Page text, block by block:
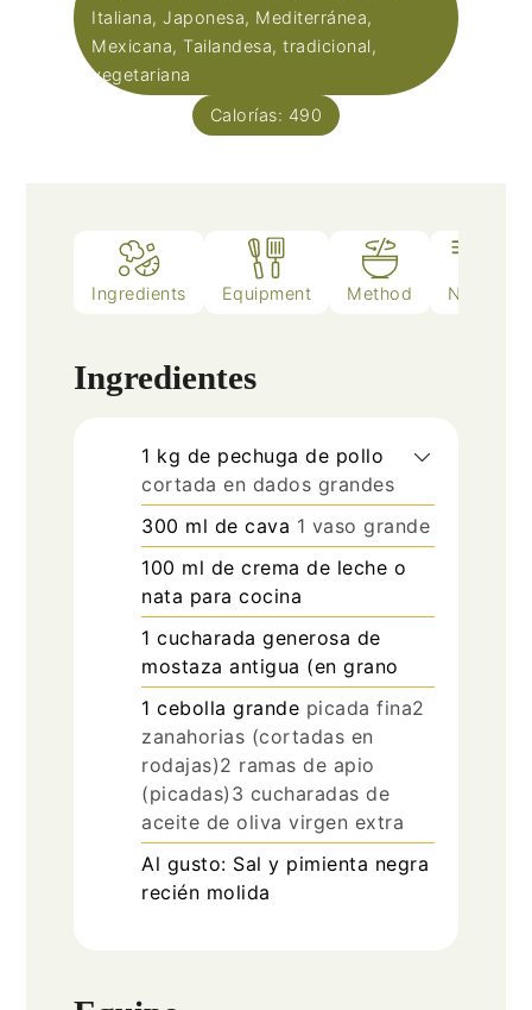
Italiana, Japonesa, Mediterránea,
Mexicana, Tailandesa, tradicional,
vegetariana
Calorías: 490
Ingredients Equipment Method Notes
Ingredientes
1 kg de pechuga de pollo
cortada en dados grandes
300 ml de cava 1 vaso grande
100 ml de crema de leche o
nata para cocina
1 cucharada generosa de
mostaza antigua (en grano
1 cebolla grande picada fina2
zanahorias (cortadas en
rodajas)2 ramas de apio
(picadas)3 cucharadas de
aceite de oliva virgen extra
Al gusto: Sal y pimienta negra
recién molida